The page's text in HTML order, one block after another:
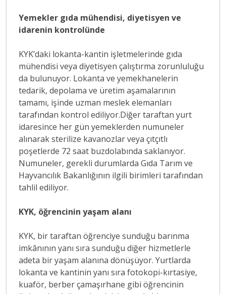
Yemekler gıda mühendisi, diyetisyen ve
idarenin kontrolünde
KYK’daki lokanta-kantin işletmelerinde gıda
mühendisi veya diyetisyen çalıştırma zorunluluğu
da bulunuyor. Lokanta ve yemekhanelerin
tedarik, depolama ve üretim aşamalarının
tamamı, işinde uzman meslek elemanları
tarafından kontrol ediliyor.Diğer taraftan yurt
idaresince her gün yemeklerden numuneler
alınarak sterilize kavanozlar veya çıtçıtlı
poşetlerde 72 saat buzdolabında saklanıyor.
Numuneler, gerekli durumlarda Gıda Tarım ve
Hayvancılık Bakanlığının ilgili birimleri tarafından
tahlil ediliyor.
KYK, öğrencinin yaşam alanı
KYK, bir taraftan öğrenciye sunduğu barınma
imkânının yanı sıra sunduğu diğer hizmetlerle
adeta bir yaşam alanına dönüşüyor. Yurtlarda
lokanta ve kantinin yanı sıra fotokopi-kırtasiye,
kuaför, berber çamaşırhane gibi öğrencinin